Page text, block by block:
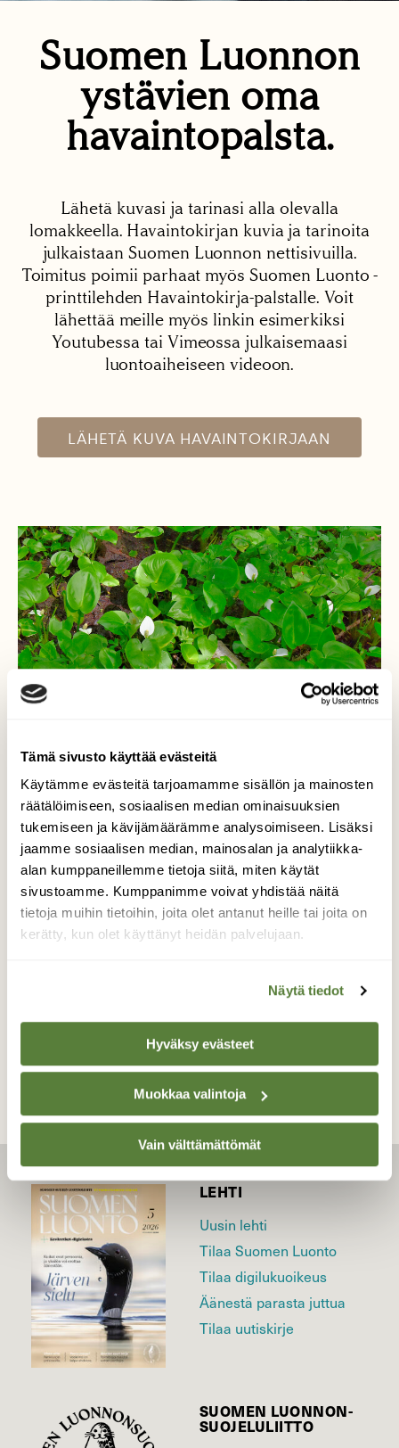
Tämä sivusto käyttää evästeitä
Käytämme evästeitä tarjoamamme sisällön ja mainosten
räätälöimiseen, sosiaalisen median ominaisuuksien
tukemiseen ja kävijämäärämme analysoimiseen. Lisäksi
jaamme sosiaalisen median, mainosalan ja analytiikka-
alan kumppaneillemme tietoja siitä, miten käytät
sivustoamme. Kumppanimme voivat yhdistää näitä
tietoja muihin tietoihin, joita olet antanut heille tai joita on
kerätty, kun olet käyttänyt heidän palvelujaan.
Näytä tiedot
Hyväksy evästeet
Muokkaa valintoja
Vain välttämättömät
Suomen Luonnon
ystävien oma
havaintopalsta.
Lähetä kuvasi ja tarinasi alla olevalla
lomakkeella. Havaintokirjan kuvia ja tarinoita
julkaistaan Suomen Luonnon nettisivuilla.
Toimitus poimii parhaat myös Suomen Luonto -
printtilehden Havaintokirja-palstalle. Voit
lähettää meille myös linkin esimerkiksi
Youtubessa tai Vimeossa julkaisemaasi
luontoaiheiseen videoon.
LÄHETÄ KUVA HAVAINTOKIRJAAN
Vehka
Kukkii vasta paikoitellen.
Valokuvaaja: Reijo Juurinen, Nuuksion
kansallispuisto Kesäkuu
TAKAISIN LISTAAN
LEHTI
Uusin lehti
Tilaa Suomen Luonto
Tilaa digilukuoikeus
Äänestä parasta juttua
Tilaa uutiskirje
SUOMEN LUONNON­
SUOJELU­LIITTO